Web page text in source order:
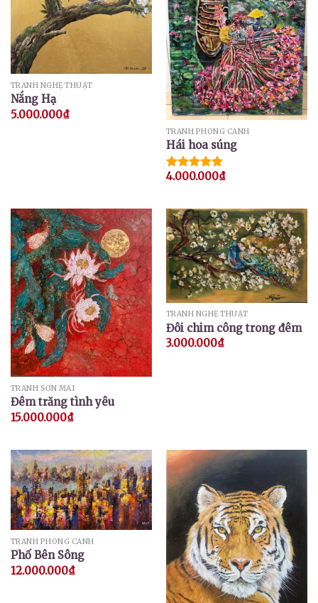
TRANH NGHỆ THUẬT
Nắng Hạ
5.000.000₫
TRANH PHONG CẢNH
Hái hoa súng
Được xếp
4.000.000₫
TRANH SƠN MÀI
Đêm trăng tình yêu
15.000.000₫
TRANH NGHỆ THUẬT
Đôi chim công trong đêm
3.000.000₫
TRANH PHONG CẢNH
Phố Bên Sông
12.000.000₫